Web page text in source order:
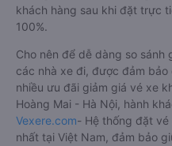
khách hàng sau khi đặt trực
100%.
Cho nên để dễ dàng so sánh
các nhà xe đi, được đảm
nhiều ưu đãi giảm giá vé xe
Hoàng Mai - Hà Nội, hành
Vexere.com- Hệ thống đặt
nhất tại Việt Nam, đảm bảo